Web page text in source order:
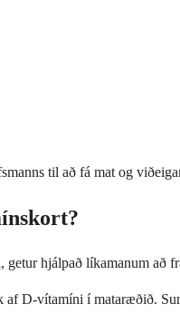
til að fá mat og
getur hjálpað líkamanum
D-vítamíni í mataræðið.